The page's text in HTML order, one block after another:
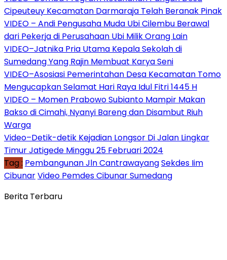
Cipeuteuy Kecamatan Darmaraja Telah Beranak Pinak
VIDEO – Andi Pengusaha Muda Ubi Cilembu Berawal
dari Pekerja di Perusahaan Ubi Milik Orang Lain
VIDEO–Jatnika Pria Utama Kepala Sekolah di
Sumedang Yang Rajin Membuat Karya Seni
VIDEO–Asosiasi Pemerintahan Desa Kecamatan Tomo
Mengucapkan Selamat Hari Raya Idul Fitri 1445 H
VIDEO – Momen Prabowo Subianto Mampir Makan
Bakso di Cimahi, Nyanyi Bareng dan Disambut Riuh
Warga
Video–Detik-detik Kejadian Longsor Di Jalan Lingkar
Timur Jatigede Minggu 25 Februari 2024
Tag : Pembangunan Jln CantrawayangSekdes Iim
CibunarVideo Pemdes Cibunar Sumedang
Berita Terbaru